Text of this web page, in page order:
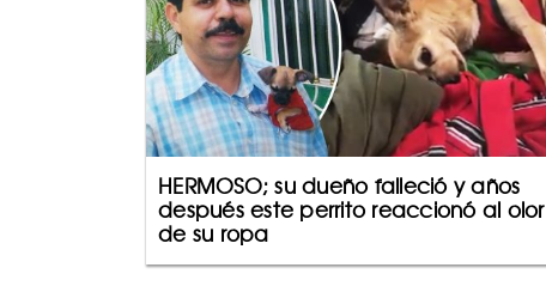
HERMOSO; su dueño falleció y años
después este perrito reaccionó al olor
de su ropa